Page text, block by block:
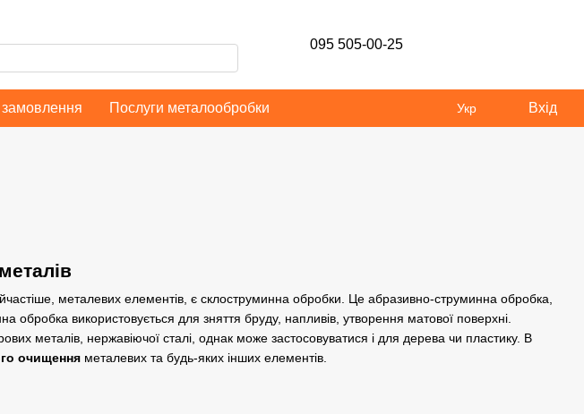
095 505-00-25
Послуги металообробки Укр Вхід
металевих елементів, є склоструминна обробки. Це абразивно-струминна обробка,
обробка використовується для зняття бруду, напливів, утворення матової поверхні.
металів, нержавіючої сталі, однак може застосовуватися і для дерева чи пластику. В
очищення металевих та будь-яких інших елементів.